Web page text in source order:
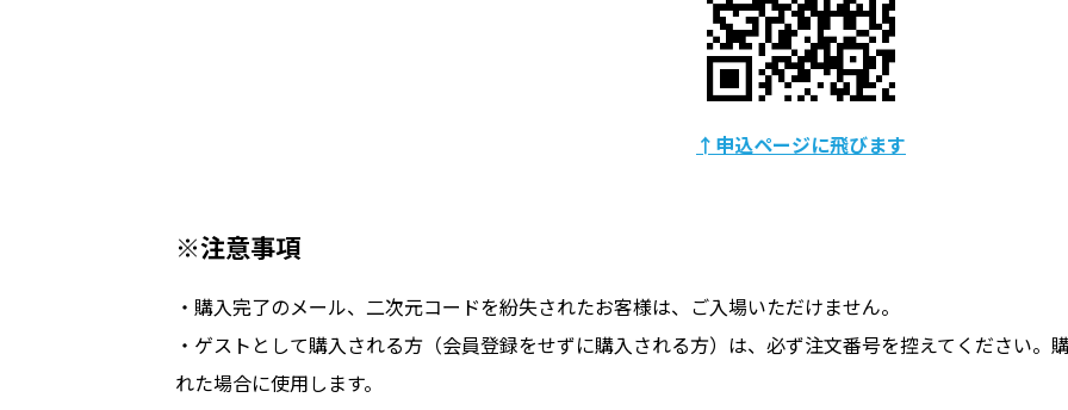
↑申込ページに飛びます
※注意事項
・購入完了のメール、二次元コードを紛失されたお客様は、ご入場いただけません。
・ゲストとして購入される方（会員登録をせずに購入される方）は、必ず注文番号を控えてください。
れた場合に使用します。